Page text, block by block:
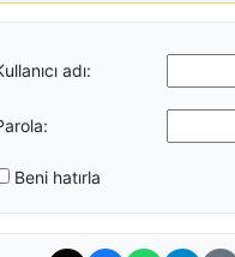
adı:
Beni hatırla